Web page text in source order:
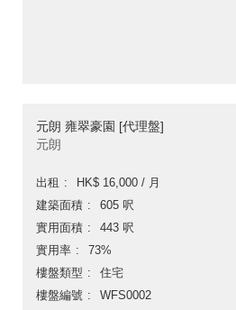
元朗 雍翠豪園 [代理盤]
元朗
出租
HK$ 16,000 / 月
建築面積
605 呎
實用面積
443 呎
實用率
73%
樓盤類型
住宅
樓盤編號
WFS0002